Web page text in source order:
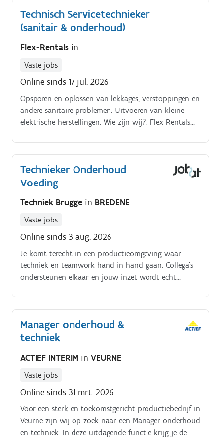
Technisch Servicetechnieker
(sanitair & onderhoud)
Flex-Rentals in
Vaste jobs
Online sinds 17 jul. 2026
Opsporen en oplossen van lekkages, verstoppingen en
andere sanitaire problemen. Uitvoeren van kleine
elektrische herstellingen. Wie zijn wij?. Flex Rentals
Technieker Onderhoud
Voeding
Techniek Brugge in BREDENE
Vaste jobs
Online sinds 3 aug. 2026
Je komt terecht in een productieomgeving waar
techniek en teamwork hand in hand gaan. Collega’s
ondersteunen elkaar en jouw inzet wordt echt
Manager onderhoud &
techniek
ACTIEF INTERIM in VEURNE
Vaste jobs
Online sinds 31 mrt. 2026
Voor een sterk en toekomstgericht productiebedrijf in
Veurne zijn wij op zoek naar een Manager onderhoud
en techniek. In deze uitdagende functie krijg je de